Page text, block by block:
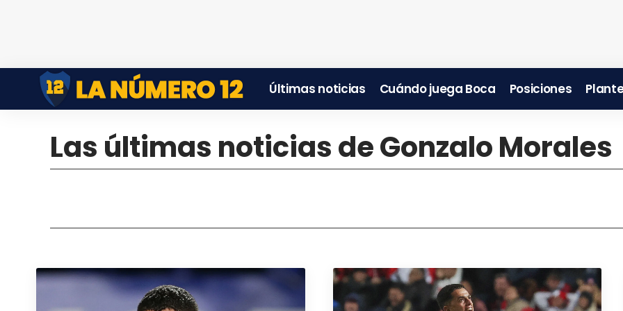
Últimas noticias Cuándo juega Boca Posiciones
Las últimas noticias de Gonzalo Morales